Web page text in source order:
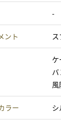
-
ント
ケ
バ
風
ラー シ